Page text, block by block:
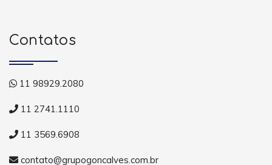
Contatos
11 98929.2080
11 2741.1110
11 3569.6908
contato@grupogoncalves.com.br